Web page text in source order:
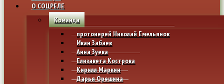
О СОЦРЕЛЕ
Команда
протоиерей Николай Емельянов
Иван Забаев
Анна Зуева
Елизавета Кострова
Кирилл Маркин
Дарья Орешина